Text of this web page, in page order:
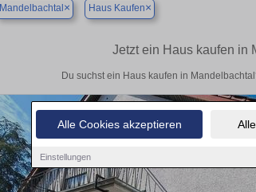
Alle Cookies akzeptieren
Einstellungen
Mandelbachtal × Haus Kaufen×
Jetzt ein Haus kaufen in
Du suchst ein Haus kaufen in